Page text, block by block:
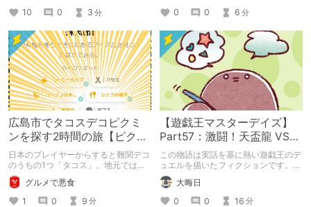
10
0 3 分
0
0 6 分
広島市でタコスデコピクミ
ンを探す2時間の旅【ピクミ
ンブルーム / Pikmin
Bloom】
日本のプレイヤーからすると難関デコ
のうちの1つ「タコス」。地元では見
つけられなかった男が広島で探す旅を
お送りします。ねくすと5月のテーマ
「お出かけの記録」。
グルメで悪食
1
0 9 分
【遊戯王マスターデイズ】
Part57：激闘！天盃龍 VS
千年D【架空デュエル】
この物語は実話を基に熱い遊戯王のデ
ュエルを描いたフィクションです。
（自分用メモ：2025-05-14）
大晦日
0
0 16 分